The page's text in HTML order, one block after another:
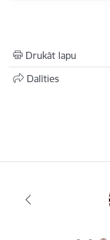
Drukāt lapu
Dalīties